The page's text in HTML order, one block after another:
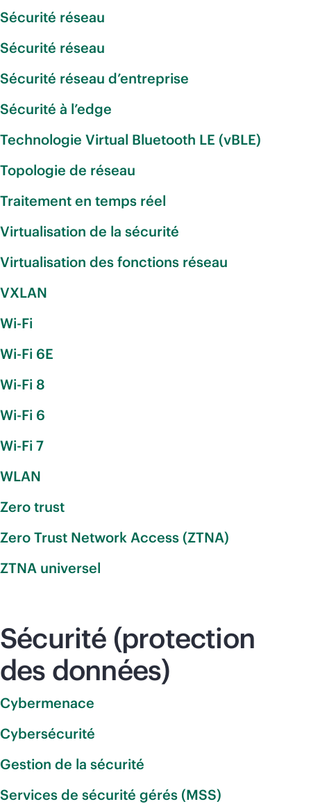
Sécurité réseau
Sécurité réseau
Sécurité réseau d’entreprise
Sécurité à l’edge
Technologie Virtual Bluetooth LE (vBLE)
Topologie de réseau
Traitement en temps réel
Virtualisation de la sécurité
Virtualisation des fonctions réseau
VXLAN
Wi-Fi
Wi-Fi 6E
Wi-Fi 8
Wi-Fi 6
Wi-Fi 7
WLAN
Zero trust
Zero Trust Network Access (ZTNA)
ZTNA universel
Sécurité (protection
des données)
Cybermenace
Cybersécurité
Gestion de la sécurité
Services de sécurité gérés (MSS)